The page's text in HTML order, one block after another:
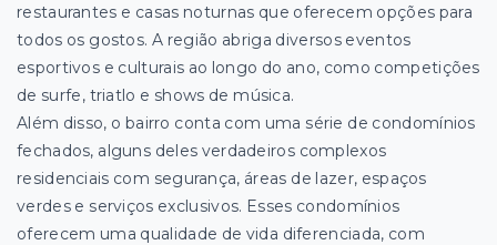
restaurantes e casas noturnas que oferecem opções para
todos os gostos. A região abriga diversos eventos
esportivos e culturais ao longo do ano, como competições
de surfe, triatlo e shows de música.
Além disso, o bairro conta com uma série de condomínios
fechados, alguns deles verdadeiros complexos
residenciais com segurança, áreas de lazer, espaços
verdes e serviços exclusivos. Esses condomínios
oferecem uma qualidade de vida diferenciada, com